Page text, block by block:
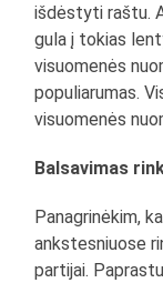
išdėstyti raštu.
gula į tokias
visuomenės
populiarumas.
visuomenės
Balsavimas
Panagrinėkim,
ankstesniuose
partijai.